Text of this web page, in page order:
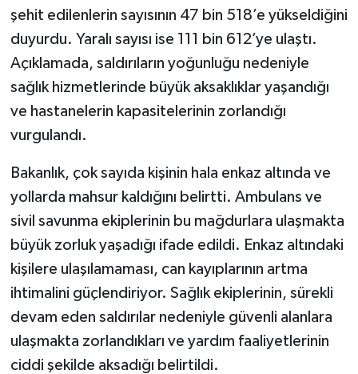
şehit edilenlerin sayısının 47 bin 518’e yükseldiğini
duyurdu. Yaralı sayısı ise 111 bin 612’ye ulaştı.
Açıklamada, saldırıların yoğunluğu nedeniyle
sağlık hizmetlerinde büyük aksaklıklar yaşandığı
ve hastanelerin kapasitelerinin zorlandığı
vurgulandı.
Bakanlık, çok sayıda kişinin hala enkaz altında ve
yollarda mahsur kaldığını belirtti. Ambulans ve
sivil savunma ekiplerinin bu mağdurlara ulaşmakta
büyük zorluk yaşadığı ifade edildi. Enkaz altındaki
kişilere ulaşılamaması, can kayıplarının artma
ihtimalini güçlendiriyor. Sağlık ekiplerinin, sürekli
devam eden saldırılar nedeniyle güvenli alanlara
ulaşmakta zorlandıkları ve yardım faaliyetlerinin
ciddi şekilde aksadığı belirtildi.